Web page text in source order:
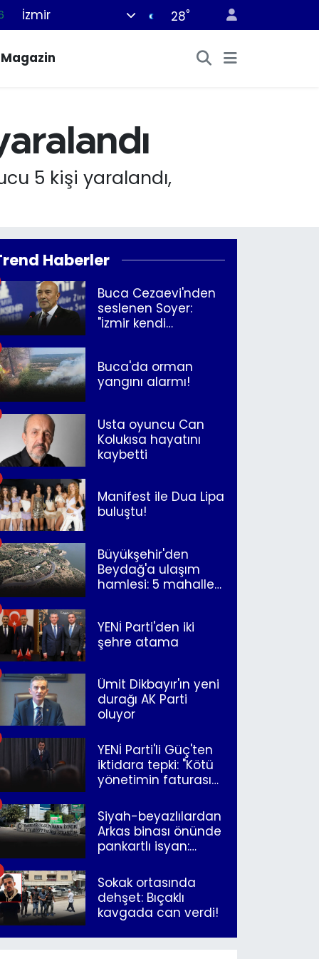
İzmir 28°
Magazin
5 kişi yaralandı,
Haberler
Buca Cezaevi'nden
seslenen Soyer:
"İzmir kendi
Buca'da orman
yangını alarmı!
Usta oyuncu Can
Kolukısa hayatını
kaybetti
Manifest ile Dua Lipa
buluştu!
Büyükşehir'den
Beydağ'a ulaşım
hamlesi: 5 mahalle
YENİ Parti'den iki
şehre atama
Ümit Dikbayır'ın yeni
durağı AK Parti
oluyor
YENİ Parti'li Güç'ten
iktidara tepki: "Kötü
yönetimin faturasını
Siyah-beyazlılardan
Arkas binası önünde
pankartlı isyan:
İzmir"
Sokak ortasında
dehşet: Bıçaklı
kavgada can verdi!